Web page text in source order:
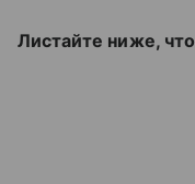
Листайте ниже,